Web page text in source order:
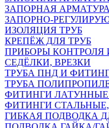
ЗАПОРНАЯ
ЗАПОРНО-
ИЗОЛЯЦИЯ ТРУБ
КРЕПЁЖ ДЛЯ ТРУБ
ПРИБОРЫ КОНТРОЛЯ
СЕДЁЛКИ, ВРЕЗКИ
ТРУБА ПНД И
ТРУБА
ФИТИНГИ ЛАТУННЫЕ
ФИТИНГИ
ГИБКАЯ ПОДВОДКА